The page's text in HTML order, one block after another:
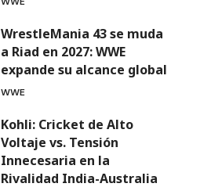
WrestleMania 43 se muda
a Riad en 2027: WWE
expande su alcance global
WWE
Kohli: Cricket de Alto
Voltaje vs. Tensión
Innecesaria en la
Rivalidad India-Australia